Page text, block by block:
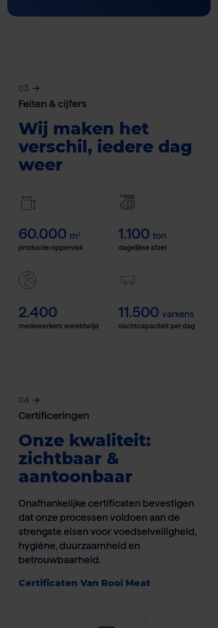
03
Feiten & cijfers
Wij maken het
verschil, iedere dag
weer
60.000 m²
productie-oppervlak
1.100 ton
dagelijkse afzet
2.400
medewerkers wereldwijd
11.500 varkens
slachtcapaciteit per dag
04
Certificeringen
Onze kwaliteit:
zichtbaar &
aantoonbaar
Onafhankelijke certificaten bevestigen
dat onze processen voldoen aan de
strengste eisen voor voedselveiligheid,
hygiëne, duurzaamheid en
betrouwbaarheid.
Certificaten Van Rooi Meat